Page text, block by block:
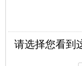
请选择您看到